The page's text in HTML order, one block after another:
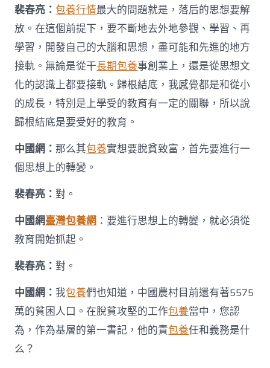
展
門
戶
網
－
國
家
發
展
中
裴春亮：包養行情最大的問題就是，落后的思想要解
放。在這個前提下，要不斷地去外地參觀、學習、再
學習，開發自己的大腦和思想，盡可能和先進的地方
接軌。無論是從干長期包養事創業上，還是從思想文
化的認識上都要接軌。歸根結底，我感覺都是和從小
的成長，特別是上學受的教育有一定的關聯，所以說
歸根結底是要受好的教育。
中國網： 那么其包養實想要脫貧致富，首先要進行一
個思想上的轉變。
裴春亮：對。
中國網臺灣包養網 ：要進行思想上的轉變，就必須從
教育開始抓起。
裴春亮：對。
中國網：我包養們也知道，中國農村目前還有著5575
萬的貧困人口。在脫貧攻堅的工作包養當中，您認
為，作為基層的第一書記，他的責包養任和義務是什
么？